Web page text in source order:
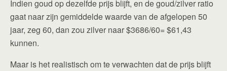
Indien goud op dezelfde prijs blijft, en de goud/zilver ratio
gaat naar zijn gemiddelde waarde van de afgelopen 50
jaar, zeg 60, dan zou zilver naar $3686/60= $61,43
kunnen.
Maar is het realistisch om te verwachten dat de prijs blijft